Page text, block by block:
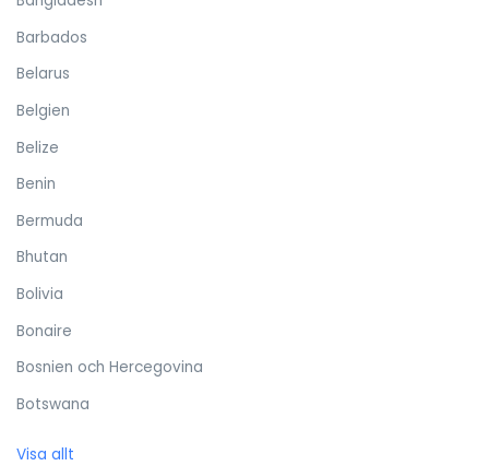
Barbados
Belarus
Belgien
Belize
Benin
Bermuda
Bhutan
Bolivia
Bonaire
Bosnien och Hercegovina
Botswana
Visa allt